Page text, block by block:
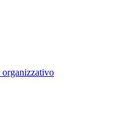
organizzativo